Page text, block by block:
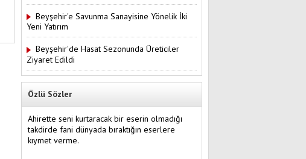
Beyşehir'e Savunma Sanayisine Yönelik İki
Yeni Yatırım
Beyşehir'de Hasat Sezonunda Üreticiler
Ziyaret Edildi
Özlü Sözler
Ahirette seni kurtaracak bir eserin olmadığı
takdirde fani dünyada bıraktığın eserlere
kıymet verme.